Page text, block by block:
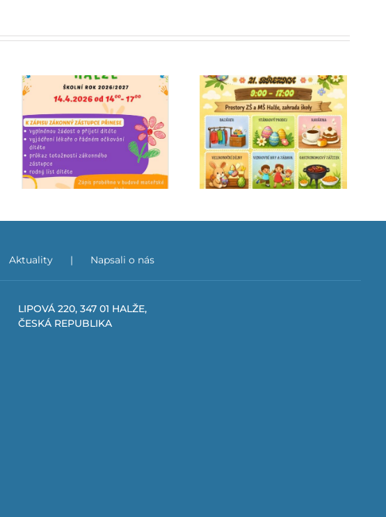
Jarmark
Aktuality Napsali o nás
LIPOVÁ 220, 347 01 HALŽE,
ČESKÁ REPUBLIKA